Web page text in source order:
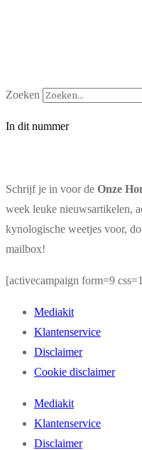
Zoeken
In dit nummer
Schrijf je in voor de Onze
week leuke nieuwsartikelen,
kynologische weetjes voor,
mailbox!
[activecampaign form=9
Mediakit
Klantenservice
Disclaimer
Cookie disclaimer
Mediakit
Klantenservice
Disclaimer